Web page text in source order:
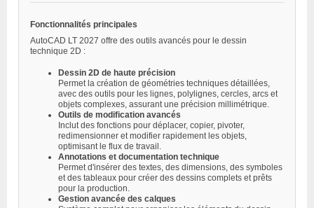
Fonctionnalités principales
AutoCAD LT 2027 offre des outils avancés pour le dessin
technique 2D :
Dessin 2D de haute précision
Permet la création de géométries techniques détaillées,
avec des outils pour les lignes, polylignes, cercles, arcs et
objets complexes, assurant une précision millimétrique.
Outils de modification avancés
Inclut des fonctions pour déplacer, copier, pivoter,
redimensionner et modifier rapidement les objets,
optimisant le flux de travail.
Annotations et documentation technique
Permet d'insérer des textes, des dimensions, des symboles
et des tableaux pour créer des dessins complets et prêts
pour la production.
Gestion avancée des calques